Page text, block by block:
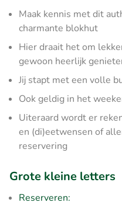
Maak kennis met dit
charmante blokhut
Hier draait het om
gewoon heerlijk
Jij stapt met een volle
Ook geldig in het
Uiteraard wordt er
en (di)eetwensen of
reservering
Grote kleine letters
Reserveren: